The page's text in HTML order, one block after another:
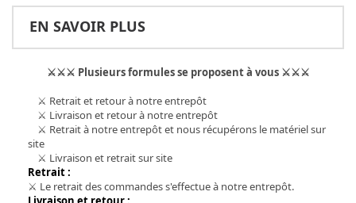
EN SAVOIR PLUS
⚔⚔⚔ Plusieurs formules se proposent à vous ⚔⚔⚔
⚔ Retrait et retour à notre entrepôt
⚔ Livraison et retour à notre entrepôt
⚔ Retrait à notre entrepôt et nous récupérons le matériel sur
site
⚔ Livraison et retrait sur site
Retrait :
⚔ Le retrait des commandes s'effectue à notre entrepôt.